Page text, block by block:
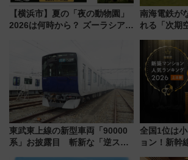
【横浜市】夏の「夜の動物園」
2026は何時から？ ズーラシア・
南海電鉄が
れる「次期
日本初の鉄
東武東上線の新型車両「90000
系」お披露目 斬新な「逆スラ
全国1位は
ョン！新幹